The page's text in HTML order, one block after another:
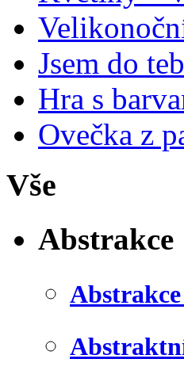
Jsem do
Hra s
Ovečka z
Vše
Abstrakce